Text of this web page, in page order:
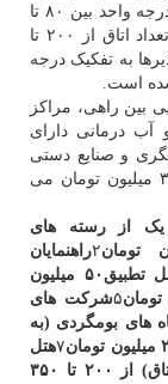
بومگردی و سنتی برپایه تعداد اتاق، مساحت و درجه واحد بین ۸۰ تا
۲۰۰ میلیون تومان، هتل ها بر حسب ستاره و تعداد اتاق از ۲۰۰ تا
به تفکیک درجه
بین راهی، مراکز
درمانی دارای
و صنایع دستی
برپایه نوع و درجه واحد بین ۱۰۰ میلیون تا ۳۵۰ میلیون تومان می
یک از رسته های
۲راهنمایان
تطبیق
۵۰ میلیون
۵شرکت های
های بومگردی (به
۷هتل
از ۲۰۰ تا ۳۵۰